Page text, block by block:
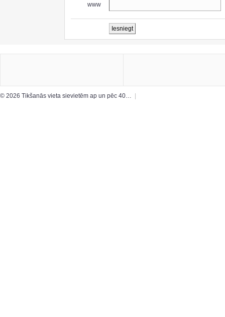
www
© 2026 Tikšanās vieta sievietēm ap un pēc 40…